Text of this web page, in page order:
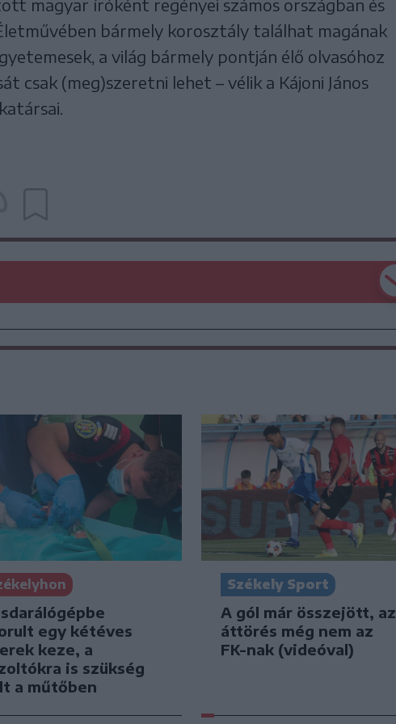
magyar íróként regényei számos országban és
bármely korosztály találhat magának
a világ bármely pontján élő olvasóhoz
csak (meg)szeretni lehet – vélik a Kájoni János
egy kétéves
keze, a
is szükség
a műtőben
Székely Sport
A gól már összejött, az
áttörés még nem az
FK-nak (videóval)